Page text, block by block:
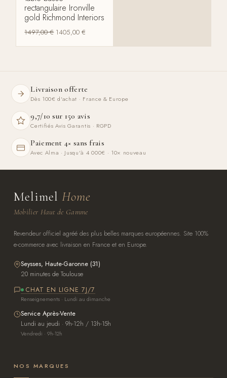
rectangulaire Ironville
gold Richmond Interiors
1497,00€ 1405,00€
Livraison offerte
Dès 100€ d'achat · France & Europe
9,7/10 sur 150 avis
Certifiés Avis Garantis · RGPD
Paiement 4× sans frais
Avec Alma · Jusqu'à 4 000€ · 10× nouveau
Melimel Home
Mobilier Haut de Gamme
Revendeur officiel agréé des plus belles marques européennes. Site 100%
e-commerce avec livraison en France et en Europe.
Seysses, Haute-Garonne (31)
20 minutes de Toulouse
CHAT EN LIGNE 7J/7
Renseignements · Lundi au dimanche
Service Après-Vente
Lundi au jeudi · 9h-12h / 13h-15h
Vendredi · 9h-12h
NOS MARQUES